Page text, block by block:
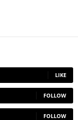
LIKE
FOLLOW
FOLLOW